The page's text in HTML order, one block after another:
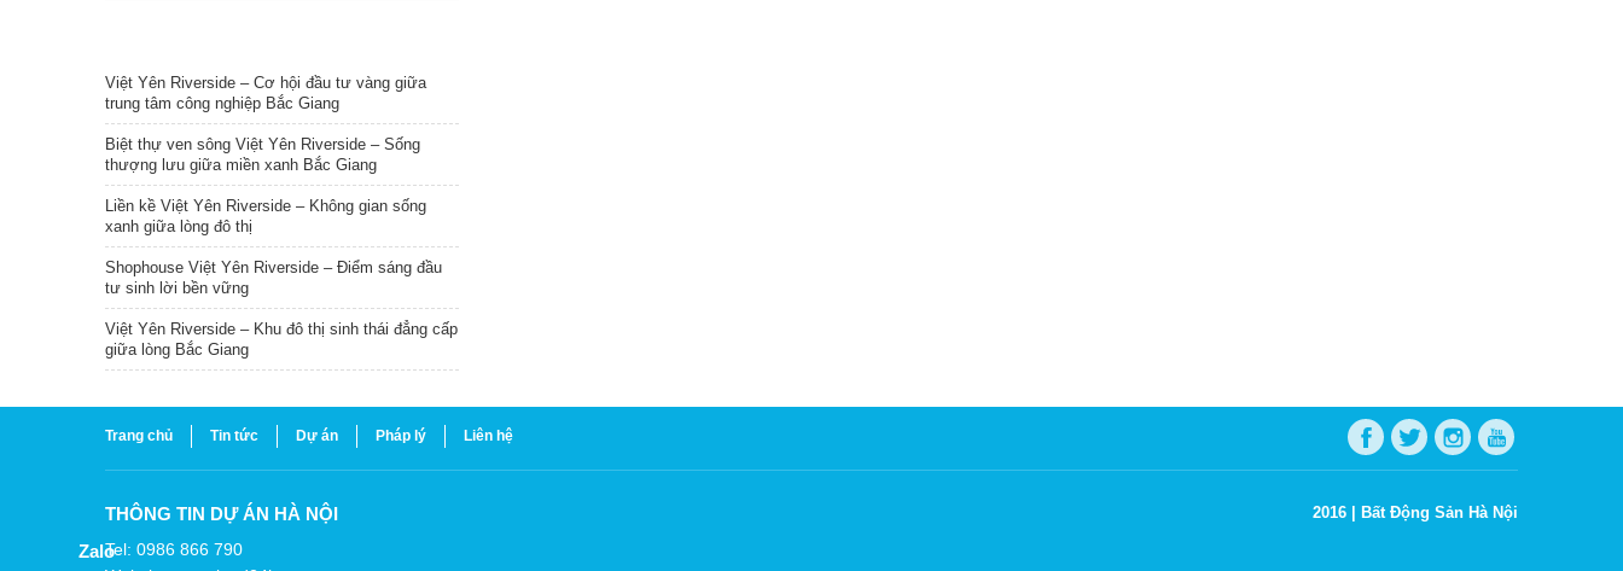
Việt Yên Riverside – Cơ hội đầu tư vàng giữa
trung tâm công nghiệp Bắc Giang
Biệt thự ven sông Việt Yên Riverside – Sống
thượng lưu giữa miền xanh Bắc Giang
Liền kề Việt Yên Riverside – Không gian sống
xanh giữa lòng đô thị
Shophouse Việt Yên Riverside – Điểm sáng đầu
tư sinh lời bền vững
Việt Yên Riverside – Khu đô thị sinh thái đẳng cấp
giữa lòng Bắc Giang
Trang chủ Tin tức Dự án Pháp lý Liên hệ
THÔNG TIN DỰ ÁN HÀ NỘI
Tel: 0986 866 790
2016 | Bất Động Sản Hà Nội
Zalo